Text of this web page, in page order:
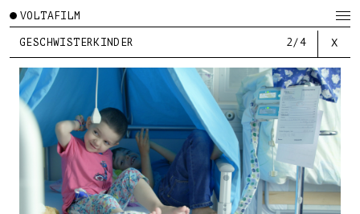
VOLTAFILM
GESCHWISTERKINDER 2/4